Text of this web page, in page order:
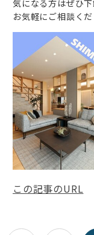
気になる方はぜひ
お気軽にご相談く
この記事のURL